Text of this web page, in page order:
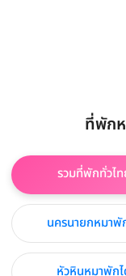
ที่พัก
รวมที่พักทั่วไ
นครนายกหมาพั
หัวหินหมาพัก